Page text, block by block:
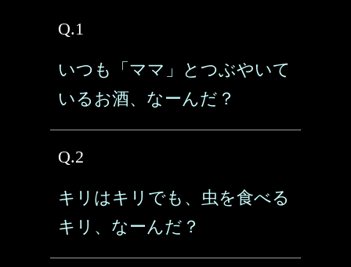
Q.1
いつも「ママ」とつぶやいて
いるお酒、なーんだ？
Q.2
キリはキリでも、虫を食べる
キリ、なーんだ？